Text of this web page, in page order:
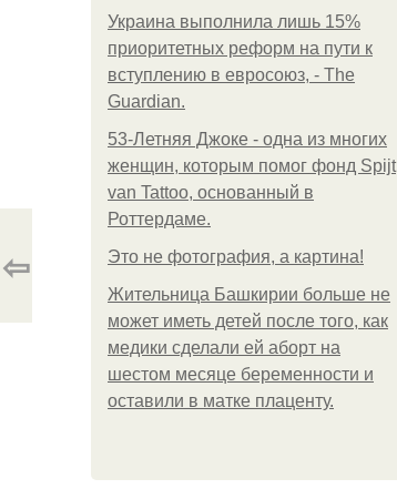
Украина выполнила лишь 15%
приоритетных реформ на пути к
вступлению в евросоюз, - The
Guardian.
53-Летняя Джоке - одна из многих
женщин, которым помог фонд Spijt
van Tattoo, основанный в
Роттердаме.
Это не фотография, а картина!
Жительница Башкирии больше не
может иметь детей после того, как
медики сделали ей аборт на
шестом месяце беременности и
оставили в матке плаценту.
⇦